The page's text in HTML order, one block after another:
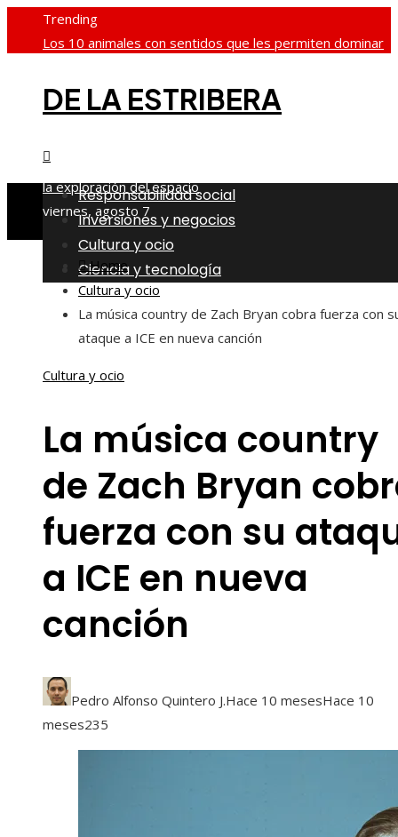
Trending
Los 10 animales con sentidos que les permiten dominar
después de la Gran Depresión y sus efectos actuales
obtener suficiente vitamina C a través de la dieta diaria y
memorables
la exploración del espacio
viernes, agosto 7
DE LA ESTRIBERA
Responsabilidad social
Inversiones y negocios
Cultura y ocio
Ciencia y tecnología
Home
Cultura y ocio
La música country de Zach Bryan cobra fuerza con
ataque a ICE en nueva canción
Cultura y ocio
La música country
de Zach Bryan
fuerza con su
a ICE en nueva
canción
Pedro Alfonso Quintero J.Hace 10 mesesHace 10
meses235